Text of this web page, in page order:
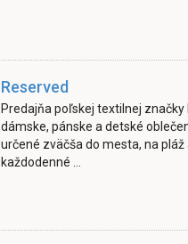
Reserved
Predajňa poľskej textilnej značky
dámske, pánske a detské
určené zväčša do mesta, na pláž
každodenné ...